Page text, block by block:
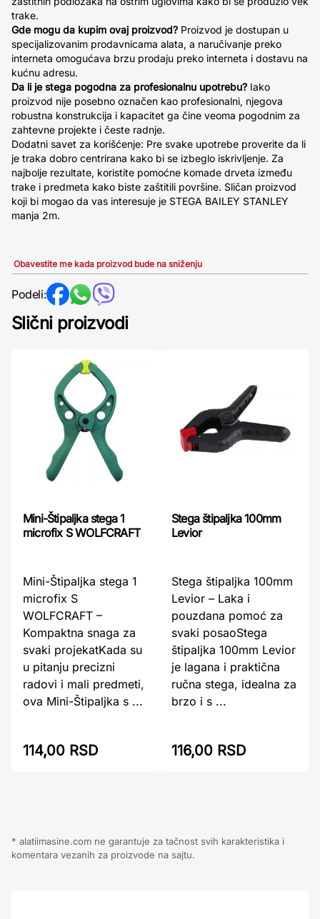
trake.
Gde mogu da kupim ovaj proizvod? Proizvod je dostupan u
specijalizovanim prodavnicama alata, a naručivanje preko
interneta omogućava brzu prodaju preko interneta i dostavu na
kućnu adresu.
Da li je stega pogodna za profesionalnu upotrebu? Iako
proizvod nije posebno označen kao profesionalni, njegova
robustna konstrukcija i kapacitet ga čine veoma pogodnim za
zahtevne projekte i česte radnje.
Dodatni savet za korišćenje: Pre svake upotrebe proverite da li
je traka dobro centrirana kako bi se izbeglo iskrivljenje. Za
najbolje rezultate, koristite pomoćne komade drveta između
trake i predmeta kako biste zaštitili površine. Sličan proizvod
koji bi mogao da vas interesuje je STEGA BAILEY STANLEY
manja 2m.
Obavestite me kada proizvod bude na sniženju
Podeli:
Slični proizvodi
Mini-Štipaljka stega 1
microfix S WOLFCRAFT
Mini-Štipaljka stega 1
microfix S
WOLFCRAFT –
Kompaktna snaga za
svaki projekatKada su
u pitanju precizni
radovi i mali predmeti,
ova Mini-Štipaljka s ...
114,00 RSD
Stega štipaljka 100mm
Levior
Stega štipaljka 100mm
Levior – Laka i
pouzdana pomoć za
svaki posaoStega
štipaljka 100mm Levior
je lagana i praktična
ručna stega, idealna za
brzo i s ...
116,00 RSD
* alatiimasine.com ne garantuje za tačnost svih karakteristika i
komentara vezanih za proizvode na sajtu.